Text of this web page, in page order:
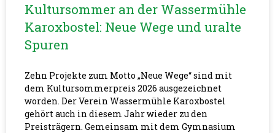
Kultursommer an der Wassermühle
Karoxbostel: Neue Wege und uralte
Spuren
Zehn Projekte zum Motto „Neue Wege“ sind mit
dem Kultursommerpreis 2026 ausgezeichnet
worden. Der Verein Wassermühle Karoxbostel
gehört auch in diesem Jahr wieder zu den
Preisträgern. Gemeinsam mit dem Gymnasium